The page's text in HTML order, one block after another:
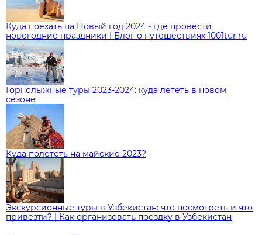
Куда поехать на Новый год 2024 - где провести
новогодние праздники | Блог о путешествиях 1001tur.ru
Горнолыжные туры 2023-2024: куда лететь в новом
сезоне
Куда полететь на майские 2023?
Экскурсионные туры в Узбекистан: что посмотреть и что
привезти? | Как организовать поездку в Узбекистан